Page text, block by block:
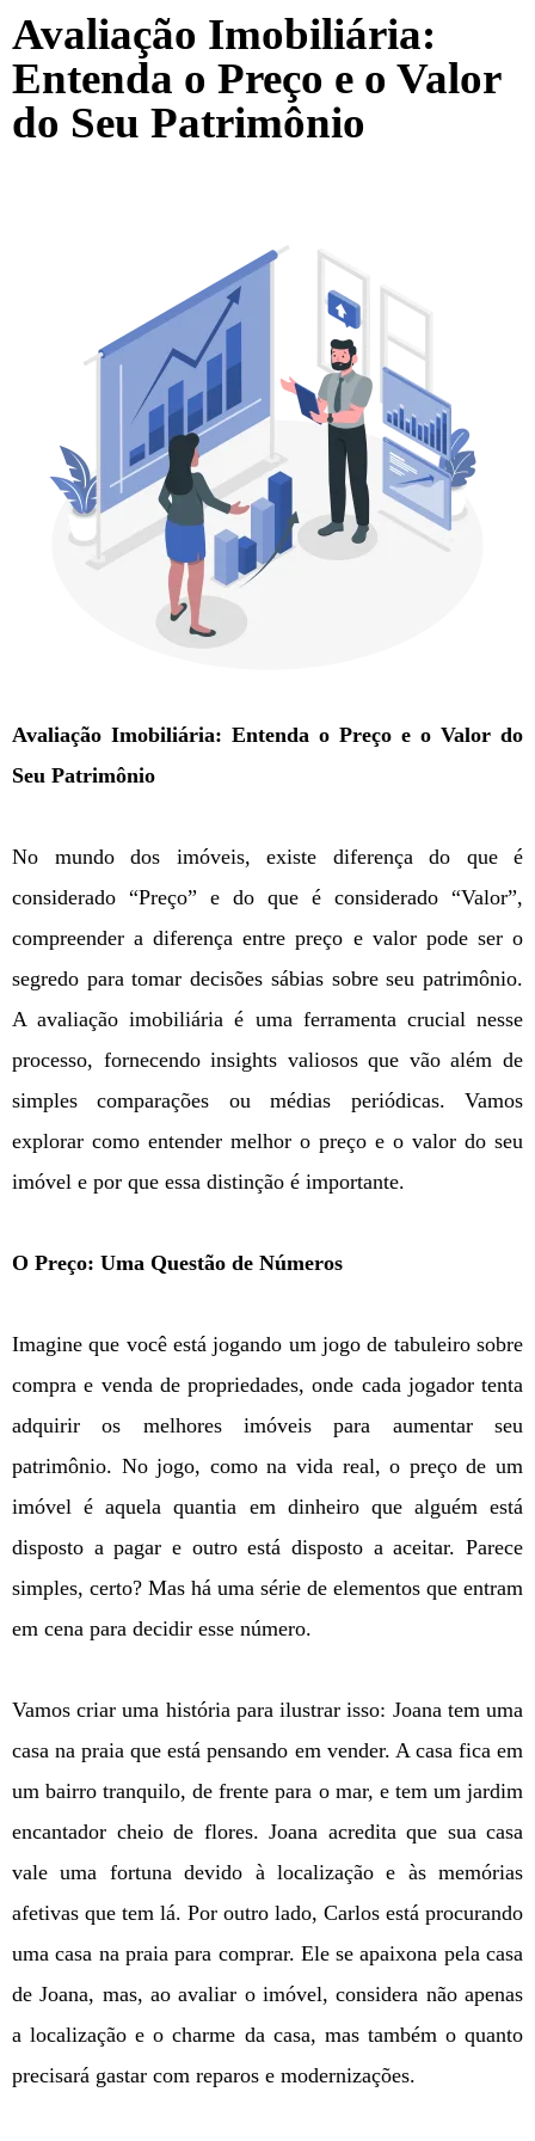
Avaliação Imobiliária:
Entenda o Preço e o Valor
do Seu Patrimônio
Avaliação Imobiliária: Entenda o Preço e o Valor do
Seu Patrimônio
No mundo dos imóveis, existe diferença do que é
considerado “Preço” e do que é considerado “Valor”,
compreender a diferença entre preço e valor pode ser o
segredo para tomar decisões sábias sobre seu patrimônio.
A avaliação imobiliária é uma ferramenta crucial nesse
processo, fornecendo insights valiosos que vão além de
simples comparações ou médias periódicas. Vamos
explorar como entender melhor o preço e o valor do seu
imóvel e por que essa distinção é importante.
O Preço: Uma Questão de Números
Imagine que você está jogando um jogo de tabuleiro sobre
compra e venda de propriedades, onde cada jogador tenta
adquirir os melhores imóveis para aumentar seu
patrimônio. No jogo, como na vida real, o preço de um
imóvel é aquela quantia em dinheiro que alguém está
disposto a pagar e outro está disposto a aceitar. Parece
simples, certo? Mas há uma série de elementos que entram
em cena para decidir esse número.
Vamos criar uma história para ilustrar isso: Joana tem uma
casa na praia que está pensando em vender. A casa fica em
um bairro tranquilo, de frente para o mar, e tem um jardim
encantador cheio de flores. Joana acredita que sua casa
vale uma fortuna devido à localização e às memórias
afetivas que tem lá. Por outro lado, Carlos está procurando
uma casa na praia para comprar. Ele se apaixona pela casa
de Joana, mas, ao avaliar o imóvel, considera não apenas
a localização e o charme da casa, mas também o quanto
precisará gastar com reparos e modernizações.